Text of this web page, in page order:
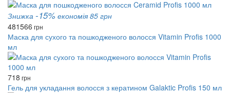
Знижка -15% економія 85 грн
481566 грн
Маска для сухого та пошкодженого волосся Vitamin Profis 1000
мл
718 грн
Гель для укладання волосся з кератином Galaktic Profis 150 мл